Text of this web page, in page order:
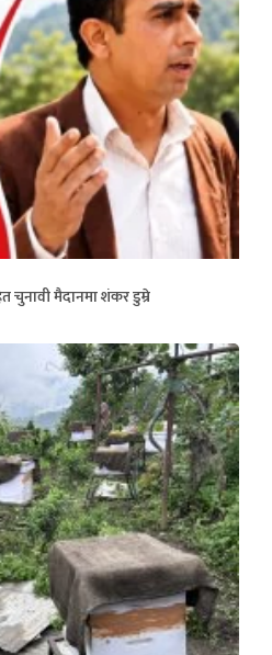
चुनावी मैदानमा शंकर डुम्रे